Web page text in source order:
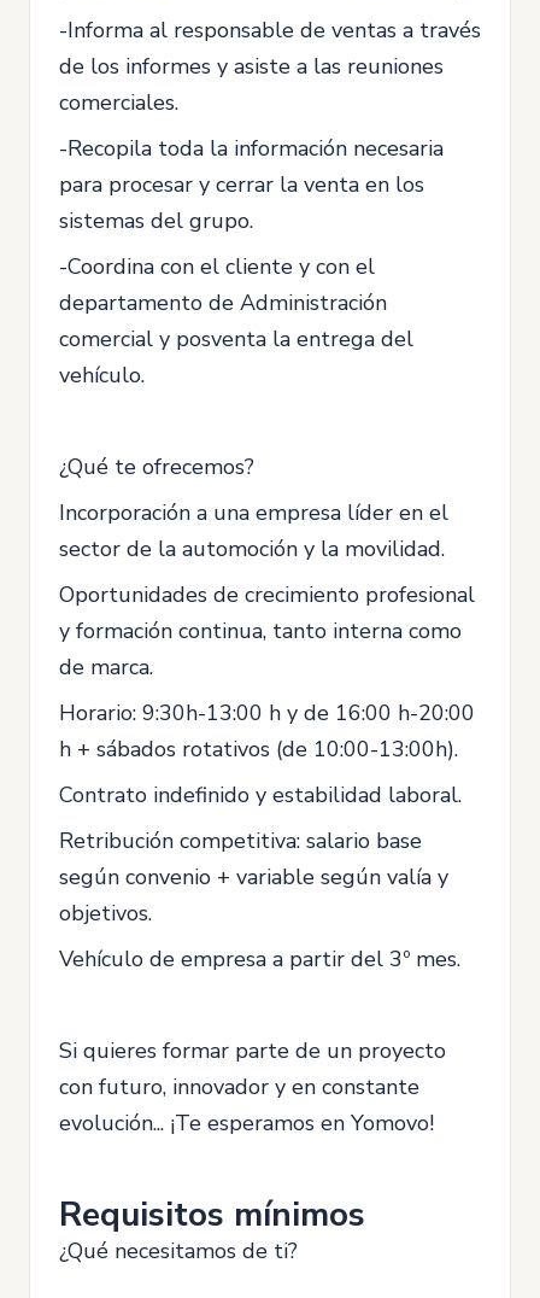
-Informa al responsable de ventas a través
de los informes y asiste a las reuniones
comerciales.
-Recopila toda la información necesaria
para procesar y cerrar la venta en los
sistemas del grupo.
-Coordina con el cliente y con el
departamento de Administración
comercial y posventa la entrega del
vehículo.
¿Qué te ofrecemos?
Incorporación a una empresa líder en el
sector de la automoción y la movilidad.
Oportunidades de crecimiento profesional
y formación continua, tanto interna como
de marca.
Horario: 9:30h-13:00 h y de 16:00 h-20:00
h + sábados rotativos (de 10:00-13:00h).
Contrato indefinido y estabilidad laboral.
Retribución competitiva: salario base
según convenio + variable según valía y
objetivos.
Vehículo de empresa a partir del 3º mes.
Si quieres formar parte de un proyecto
con futuro, innovador y en constante
evolución... ¡Te esperamos en Yomovo!
Requisitos mínimos
¿Qué necesitamos de ti?